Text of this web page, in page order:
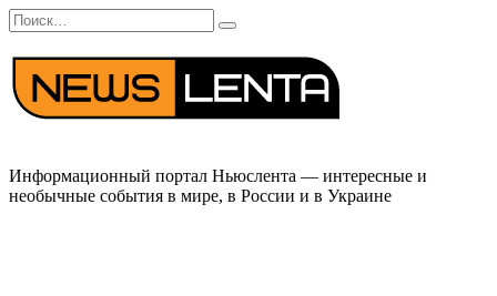
Перейти
к
содержанию
Search
for:
Информационный портал Ньюслента — интересные и
необычные события в мире, в России и в Украине